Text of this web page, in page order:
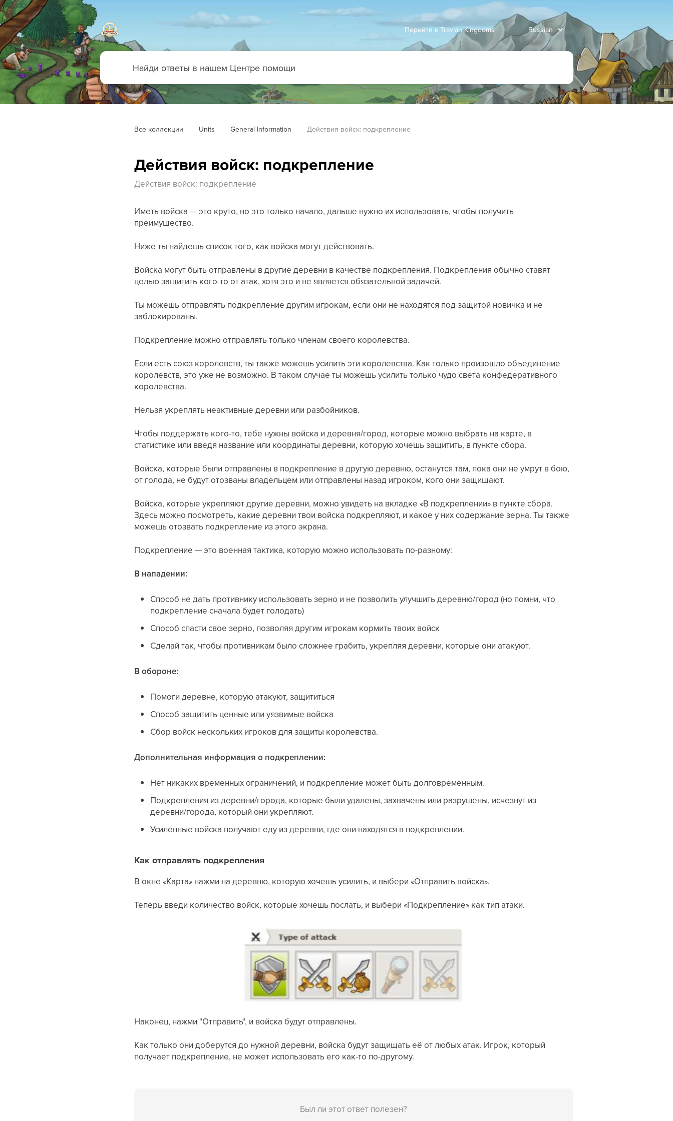
Перейти к Travian Kingdoms
Все коллекции Units General Information Действия войск: подкрепление
Действия войск: подкрепление
Действия войск: подкрепление
Иметь войска — это круто, но это только начало, дальше нужно их использовать, чтобы получить
преимущество.
Ниже ты найдешь список того, как войска могут действовать.
Войска могут быть отправлены в другие деревни в качестве подкрепления. Подкрепления обычно ставят
целью защитить кого-то от атак, хотя это и не является обязательной задачей.
Ты можешь отправлять подкрепление другим игрокам, если они не находятся под защитой новичка и не
заблокированы.
Подкрепление можно отправлять только членам своего королевства.
Если есть союз королевств, ты также можешь усилить эти королевства. Как только произошло объединение
королевств, это уже не возможно. В таком случае ты можешь усилить только чудо света конфедеративного
королевства.
Нельзя укреплять неактивные деревни или разбойников.
Чтобы поддержать кого-то, тебе нужны войска и деревня/город, которые можно выбрать на карте, в
статистике или введя название или координаты деревни, которую хочешь защитить, в пункте сбора.
Войска, которые были отправлены в подкрепление в другую деревню, останутся там, пока они не умрут в бою,
от голода, не будут отозваны владельцем или отправлены назад игроком, кого они защищают.
Войска, которые укрепляют другие деревни, можно увидеть на вкладке «В подкреплении» в пункте сбора.
Здесь можно посмотреть, какие деревни твои войска подкрепляют, и какое у них содержание зерна. Ты также
можешь отозвать подкрепление из этого экрана.
Подкрепление — это военная тактика, которую можно использовать по-разному:
В нападении:
Способ не дать противнику использовать зерно и не позволить улучшить деревню/город (но помни, что
подкрепление сначала будет голодать)
Способ спасти свое зерно, позволяя другим игрокам кормить твоих войск
Сделай так, чтобы противникам было сложнее грабить, укрепляя деревни, которые они атакуют.
В обороне:
Помоги деревне, которую атакуют, защититься
Способ защитить ценные или уязвимые войска
Сбор войск нескольких игроков для защиты королевства.
Дополнительная информация о подкреплении:
Нет никаких временных ограничений, и подкрепление может быть долговременным.
Подкрепления из деревни/города, которые были удалены, захвачены или разрушены, исчезнут из
деревни/города, который они укрепляют.
Усиленные войска получают еду из деревни, где они находятся в подкреплении.
Как отправлять подкрепления
В окне «Карта» нажми на деревню, которую хочешь усилить, и выбери «Отправить войска».
Теперь введи количество войск, которые хочешь послать, и выбери «Подкрепление» как тип атаки.
Наконец, нажми "Отправить", и войска будут отправлены.
Как только они доберутся до нужной деревни, войска будут защищать её от любых атак. Игрок, который
получает подкрепление, не может использовать его как-то по-другому.
Был ли этот ответ полезен?